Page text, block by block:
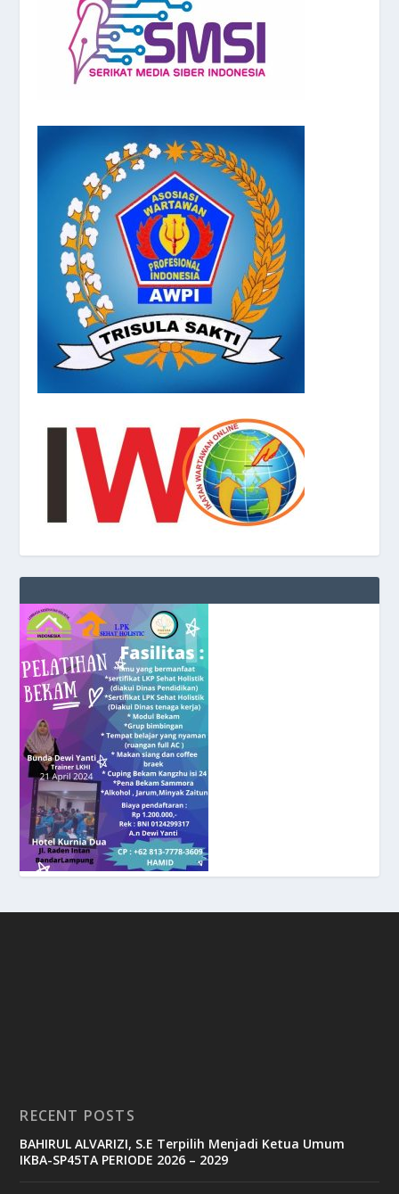
RECENT POSTS
BAHIRUL ALVARIZI, S.E Terpilih Menjadi Ketua Umum
IKBA-SP45TA PERIODE 2026 – 2029